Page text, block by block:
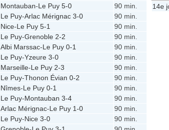
Montauban-Le Puy 5-0
90 min.
Le Puy-Arlac Mérignac 3-0
90 min.
Nice-Le Puy 5-1
90 min.
Le Puy-Grenoble 2-2
90 min.
Albi Marssac-Le Puy 0-1
90 min.
Le Puy-Yzeure 3-0
90 min.
Marseille-Le Puy 2-3
90 min.
Le Puy-Thonon Évian 0-2
90 min.
Nîmes-Le Puy 0-1
90 min.
Le Puy-Montauban 3-4
90 min.
Arlac Mérignac-Le Puy 1-0
90 min.
Le Puy-Nice 3-0
90 min.
14e